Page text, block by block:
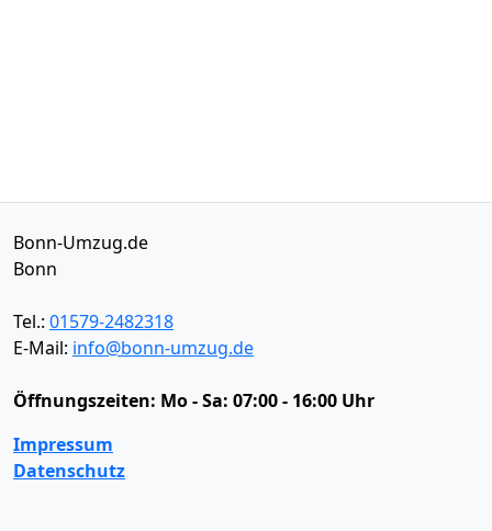
Bonn-Umzug.de
Bonn
Tel.: 01579-2482318
E-Mail: info@bonn-umzug.de
Öffnungszeiten: Mo - Sa: 07:00 - 16:00 Uhr
Impressum
Datenschutz